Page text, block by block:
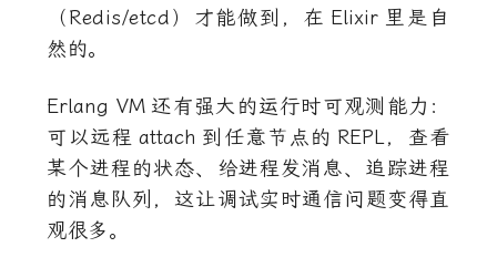
（Redis/etcd）才能做到，在 Elixir 里是自
然的。
Erlang VM 还有强大的运行时可观测能力：
可以远程 attach 到任意节点的 REPL，查看
某个进程的状态、给进程发消息、追踪进程
的消息队列，这让调试实时通信问题变得直
观很多。